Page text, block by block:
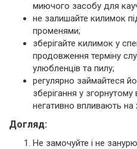
миючого засобу для
не залишайте килимок
променями;
зберігайте килимок у
продовження терміну
улюбленців та пилу;
регулярно займайтеся
зберігання у
негативно впливають на
Догляд:
Не замочуйте і не